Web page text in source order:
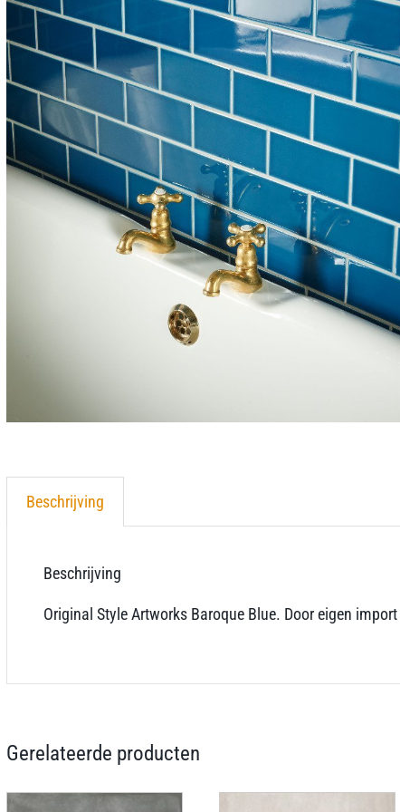
Beschrijving
Beschrijving
Original Style Artworks Baroque Blue. Door eigen
Gerelateerde producten